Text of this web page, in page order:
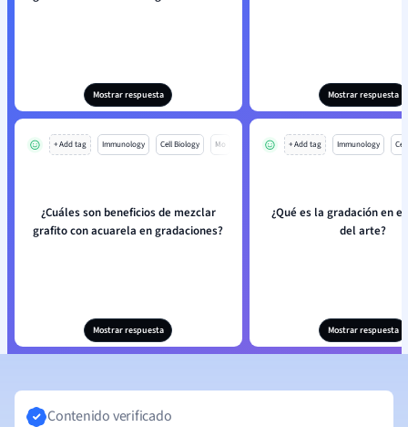
Mostrar respuesta Mostrar respuesta
+ Add tag Immunology Cell Biology Mo
¿Cuáles son beneficios de mezclar
grafito con acuarela en gradaciones?
Mostrar respuesta
+ Add tag Immunology
¿Qué es la gradación en
del arte?
Mostrar respuesta
Contenido verificado